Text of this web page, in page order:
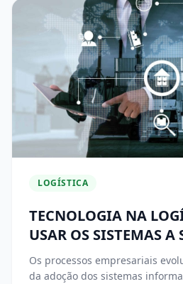
LOGÍSTICA
TECNOLOGIA NA
USAR OS SISTEMAS A
Os processos empresariais
da adoção dos sistemas